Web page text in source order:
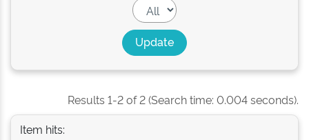
Results 1-2 of 2 (Search time: 0.004 seconds).
Item hits: